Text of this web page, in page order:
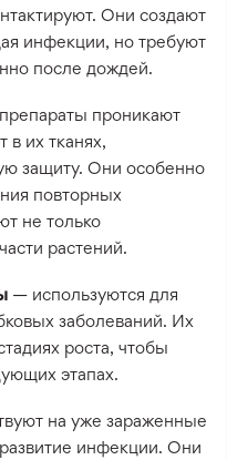
Они создают
инфекции, но требуют
после дождей.
проникают
в их тканях,
защиту. Они особенно
повторных
не только
растений.
— используются для
заболеваний. Их
роста, чтобы
этапах.
на уже зараженные
инфекции. Они